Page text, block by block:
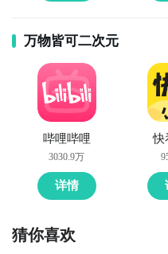
万物皆可二次元
哔哩哔哩
3030.9万
详情
快
猜你喜欢